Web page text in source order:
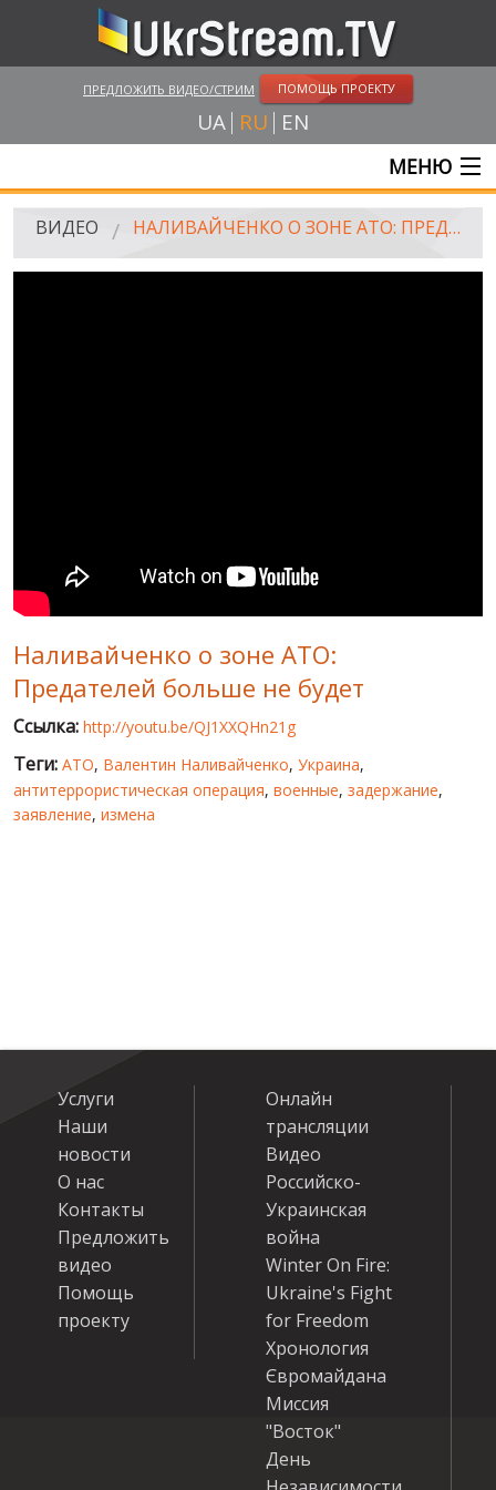
ПРЕДЛОЖИТЬ ВИДЕО/СТРИМ ПОМОЩЬ ПРОЕКТУ
UA RU EN
МЕНЮ
ГЛАВНАЯ
ПУБЛИЧНЫЕ ЛЮДИ
РОССИЙСКО-УКРАИНСКАЯ ВОЙНА
WINTER ON FIRE: UKRAINE'S FIGHT FOR FREEDOM
ХРОНОЛОГИЯ ЄВРОМАЙДАНА
ВИДЕО НАЛИВАЙЧЕНКО О ЗОНЕ АТО: ПРЕДАТЕЛЕЙ БОЛЬШЕ НЕ БУДЕТ
Наливайченко о зоне АТО:
Предателей больше не будет
Ссылка: http://youtu.be/QJ1XXQHn21g
Теги: АТО, Валентин Наливайченко, Украина,
антитеррористическая операция, военные, задержание,
заявление, измена
Услуги
Наши
новости
О нас
Контакты
Предложить
видео
Помощь
проекту
Онлайн
трансляции
Видео
Российско-
Украинская
война
Winter On Fire:
Ukraine's Fight
for Freedom
Хронология
Євромайдана
Миссия
"Восток"
День